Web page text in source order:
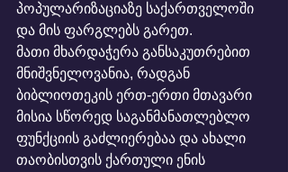
პოპულარიზაციაზე საქართველოში
და მის ფარგლებს გარეთ.
მათი მხარდაჭერა განსაკუთრებით
მნიშვნელოვანია, რადგან
ბიბლიოთეკის ერთ-ერთი მთავარი
მისია სწორედ საგანმანათლებლო
ფუნქციის გაძლიერებაა და ახალი
თაობისთვის ქართული ენის